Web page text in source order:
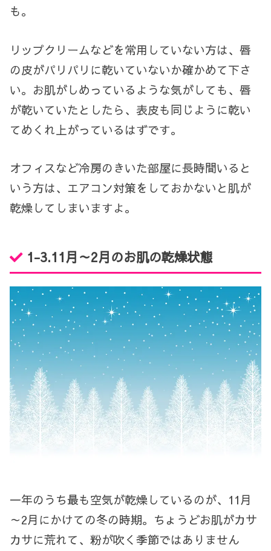
も。
リップクリームなどを常用していない方は、唇
の皮がパリパリに乾いていないか確かめて下さ
い。お肌がしめっているような気がしても、唇
が乾いていたとしたら、表皮も同じように乾い
てめくれ上がっているはずです。
オフィスなど冷房のきいた部屋に長時間いると
いう方は、エアコン対策をしておかないと肌が
乾燥してしまいますよ。
1-3.11月～2月のお肌の乾燥状態
一年のうち最も空気が乾燥しているのが、 11月
～2月にかけての冬の時期。ちょうどお肌がカサ
カサに荒れて、粉が吹く季節ではありません